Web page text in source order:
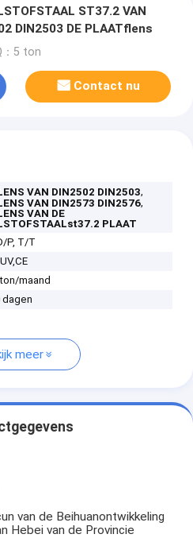
ST37.2 VAN
DIN2503 DE PLAATflens
：5 ton
Contact nu
VAN DIN2502 DIN2503,
VAN DIN2573 DIN2576,
VAN DE
PLAAT
P, T/T
maand
dagen
meer
van de Beihuanontwikkeling
Hebei van de Provincie